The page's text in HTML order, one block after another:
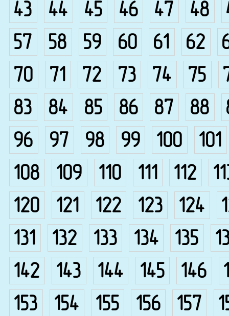
43
44 45 46 47 48
57
58 59 60 61 62
70
71 72 73 74 75
83
84 85 86 87 88
96
97 98 99 100
101
108
109 110 111 112
120
121 122 123 124
131
132 133 134 135
142
143 144 145 146
153
154 155 156 157